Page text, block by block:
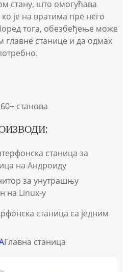
стану, што омогућава
је на вратима пре него
тога, обезбеђење може
станице и да одмах
станова
станица за
на Андроиду
за унутрашњу
на Linux-у
станица са једним
Главна станица